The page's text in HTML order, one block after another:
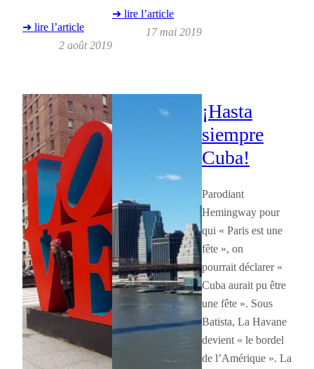
➜ lire l’article
2 août 2019
➜ lire l’article
17 mai 2019
¡Hasta
siempre
Cuba!
Parodiant
Hemingway pour
qui « Paris est une
fête », on
pourrait déclarer «
Cuba aurait pu être
une fête ». Sous
Batista, La Havane
devient « le bordel
de l’Amérique ». La